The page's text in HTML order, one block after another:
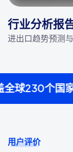
行业分析报
进出口趋势预测
海关数据
用户评价